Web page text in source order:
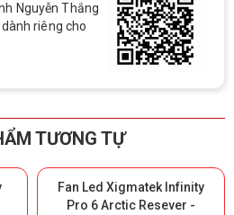
Nguyễn Thắng
riêng cho
TƯƠNG TỰ
Fan Led Xigmatek Infinity
Pro 6 Arctic Resever -